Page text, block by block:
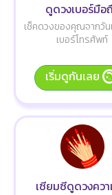
ดูดวงเบอร์มือ
เช็คดวงของคุณจากวัน
เบอร์โทรศัพท์
เริ่มดูกันเลย
เซียมซีดูดวงคว